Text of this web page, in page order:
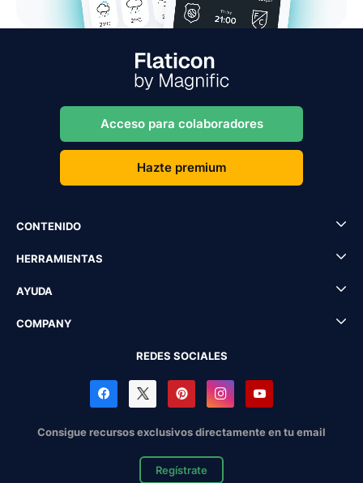
Acceso para colaboradores
Hazte premium
CONTENIDO
HERRAMIENTAS
AYUDA
COMPANY
REDES SOCIALES
Consigue recursos exclusivos directamente en tu email
Regístrate